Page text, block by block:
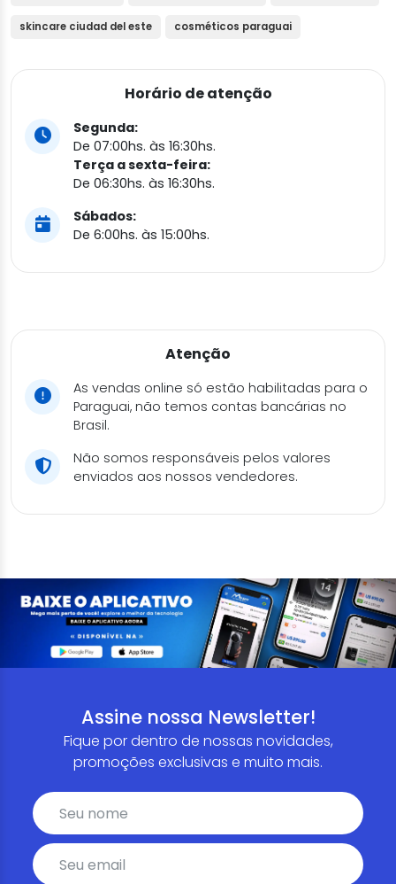
skincare ciudad del este cosméticos paraguai
Horário de atenção
Segunda:
De 07:00hs. às 16:30hs.
Terça a sexta-feira:
De 06:30hs. às 16:30hs.
Sábados:
De 6:00hs. às 15:00hs.
Atenção
As vendas online só estão habilitadas para o
Paraguai, não temos contas bancárias no
Brasil.
Não somos responsáveis pelos valores
enviados aos nossos vendedores.
Assine nossa Newsletter!
Fique por dentro de nossas novidades,
promoções exclusivas e muito mais.